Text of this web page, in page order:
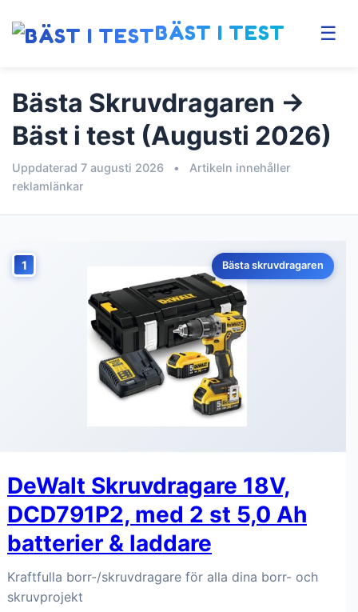
BÄST I TEST ☰
Bästa Skruvdragaren →
Bäst i test (Augusti 2026)
Uppdaterad 7 augusti 2026 •
Artikeln innehåller
reklamlänkar
1 Bästa skruvdragaren
DeWalt Skruvdragare 18V,
DCD791P2, med 2 st 5,0 Ah
batterier & laddare
Kraftfulla borr-/skruvdragare för alla dina borr- och
skruvprojekt